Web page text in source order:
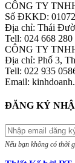
CÔNG TY
Số ĐKKD:
Địa chỉ: Thái
Tell: 024 668
CÔNG TY
Địa chỉ: Phố 3,
Tell: 022 935
Email:
ĐĂNG KÝ
Nếu bạn không có thời